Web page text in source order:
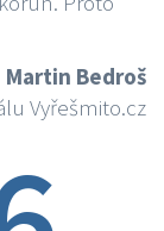
Martin Bedroš
Vyřešmito.cz